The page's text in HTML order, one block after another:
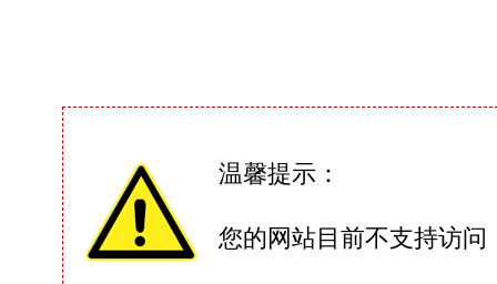
温馨提示：
您的网站目前不支持访